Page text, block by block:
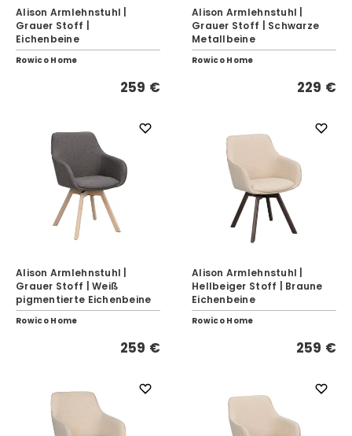
Alison Armlehnstuhl |
Grauer Stoff |
Eichenbeine
Rowico Home
259 €
Alison Armlehnstuhl |
Grauer Stoff | Schwarze
Metallbeine
Rowico Home
229 €
Alison Armlehnstuhl |
Grauer Stoff | Weiß
pigmentierte Eichenbeine
Rowico Home
259 €
Alison Armlehnstuhl |
Hellbeiger Stoff | Braune
Eichenbeine
Rowico Home
259 €